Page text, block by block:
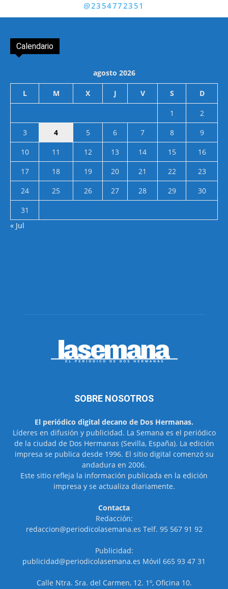
@2354772351
Calendario
agosto 2026
L M X J V S D
1
2
3
4 5 6 7 8
9
10
11 12 13 14 15
16
17
18 19 20 21 22
23
24
25 26 27 28 29
30
31
« Jul
SOBRE NOSOTROS
El periódico digital decano de Dos Hermanas.
Líderes en difusión y publicidad. La Semana es el periódico
de la ciudad de Dos Hermanas (Sevilla, España). La edición
impresa se publica desde 1996. El sitio digital comenzó su
andadura en 2006.
Este sitio refleja la información publicada en la edición
impresa y se actualiza diariamente.
Contacta
Redacción:
redaccion@periodicolasemana.es Telf. 95 567 91 92
Publicidad:
publicidad@periodicolasemana.es Móvil 665 93 47 31
Calle Ntra. Sra. del Carmen, 12. 1º, Oficina 10.